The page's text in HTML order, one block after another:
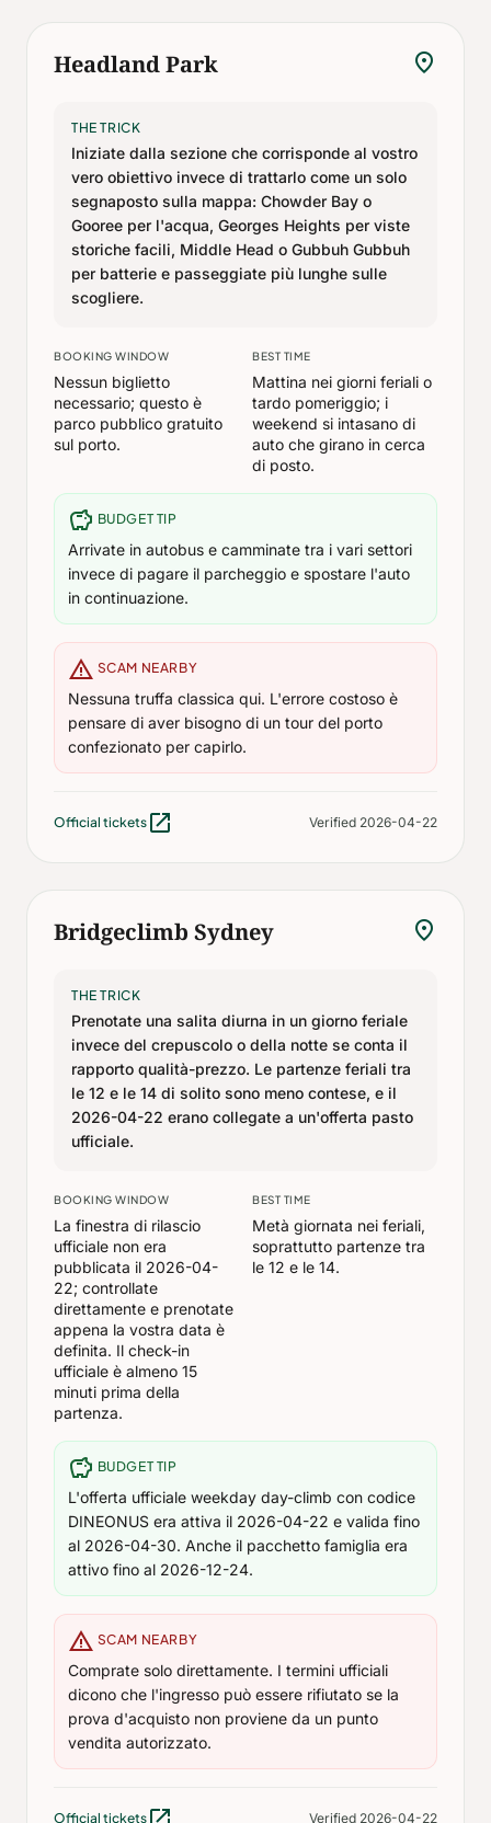
Headland Park location_on
THE TRICK
Iniziate dalla sezione che corrisponde al vostro
vero obiettivo invece di trattarlo come un solo
segnaposto sulla mappa: Chowder Bay o
Gooree per l'acqua, Georges Heights per viste
storiche facili, Middle Head o Gubbuh Gubbuh
per batterie e passeggiate più lunghe sulle
scogliere.
BOOKING WINDOW
Nessun biglietto
necessario; questo è
parco pubblico gratuito
sul porto.
BEST TIME
Mattina nei giorni feriali o
tardo pomeriggio; i
weekend si intasano di
auto che girano in cerca
di posto.
savings BUDGET TIP
Arrivate in autobus e camminate tra i vari settori
invece di pagare il parcheggio e spostare l'auto
in continuazione.
warning SCAM NEARBY
Nessuna truffa classica qui. L'errore costoso è
pensare di aver bisogno di un tour del porto
confezionato per capirlo.
Official tickets open_in_new Verified 2026-04-22
Bridgeclimb Sydney location_on
THE TRICK
Prenotate una salita diurna in un giorno feriale
invece del crepuscolo o della notte se conta il
rapporto qualità-prezzo. Le partenze feriali tra
le 12 e le 14 di solito sono meno contese, e il
2026-04-22 erano collegate a un'offerta pasto
ufficiale.
BOOKING WINDOW
La finestra di rilascio
ufficiale non era
pubblicata il 2026-04-
22; controllate
direttamente e prenotate
appena la vostra data è
definita. Il check-in
ufficiale è almeno 15
minuti prima della
partenza.
BEST TIME
Metà giornata nei feriali,
soprattutto partenze tra
le 12 e le 14.
savings BUDGET TIP
L'offerta ufficiale weekday day-climb con codice
DINEONUS era attiva il 2026-04-22 e valida fino
al 2026-04-30. Anche il pacchetto famiglia era
attivo fino al 2026-12-24.
warning SCAM NEARBY
Comprate solo direttamente. I termini ufficiali
dicono che l'ingresso può essere rifiutato se la
prova d'acquisto non proviene da un punto
vendita autorizzato.
Official tickets Verified 2026-04-22